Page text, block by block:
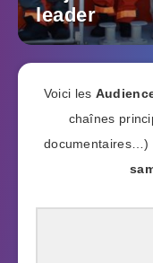
leader
Voici les
chaînes
documentaires…)